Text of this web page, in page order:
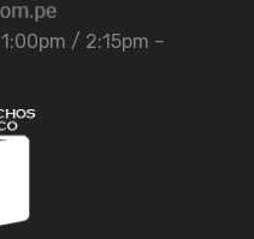
/ 2:15pm –